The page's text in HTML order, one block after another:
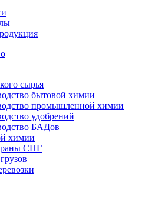
сырья
бытовой химии
промышленной химии
удобрений
БАДов
химии
СНГ